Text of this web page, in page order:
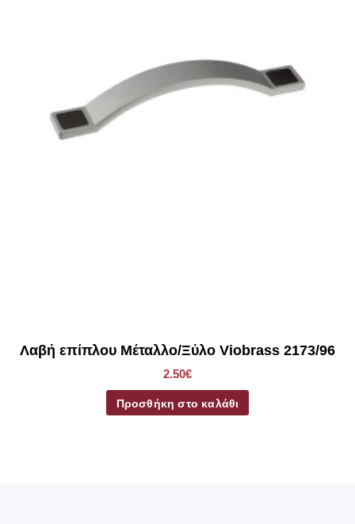
Λαβή επίπλου Μέταλλο/Ξύλο Viobrass 2173/96
2.50€
Προσθήκη στο καλάθι